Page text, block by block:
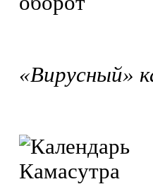
«Вирусный»